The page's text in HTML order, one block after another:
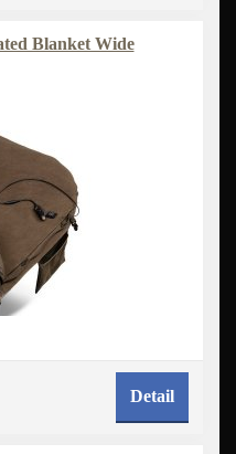
Blanket Wide
Detail